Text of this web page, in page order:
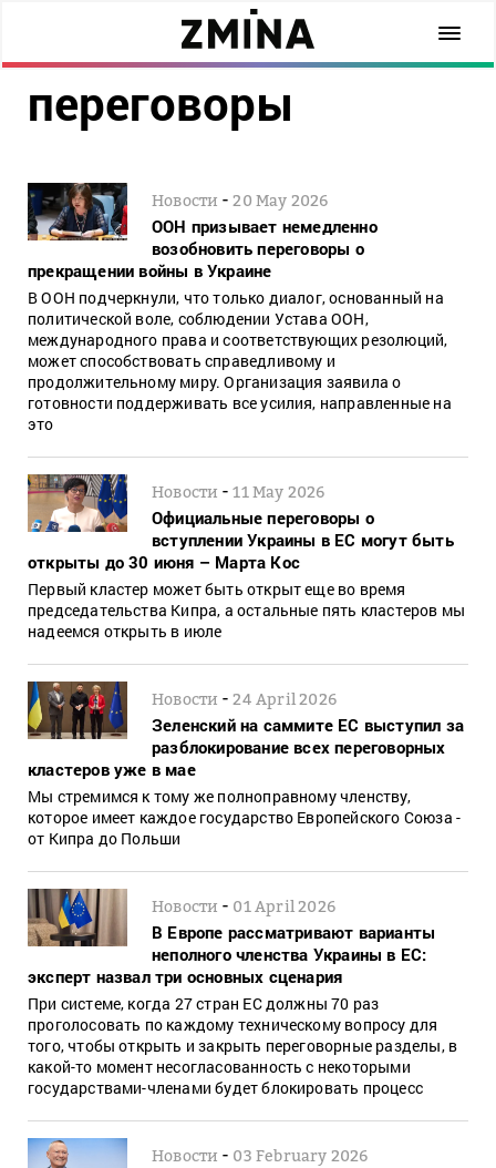
переговоры
Новости -20 May 2026
ООН призывает немедленно
возобновить переговоры о
прекращении войны в Украине
В ООН подчеркнули, что только диалог, основанный на
политической воле, соблюдении Устава ООН,
международного права и соответствующих резолюций,
может способствовать справедливому и
продолжительному миру. Организация заявила о
готовности поддерживать все усилия, направленные на
это
Новости -11 May 2026
Официальные переговоры о
вступлении Украины в ЕС могут быть
открыты до 30 июня – Марта Кос
Первый кластер может быть открыт еще во время
председательства Кипра, а остальные пять кластеров мы
надеемся открыть в июле
Новости -24 April 2026
Зеленский на саммите ЕС выступил за
разблокирование всех переговорных
кластеров уже в мае
Мы стремимся к тому же полноправному членству,
которое имеет каждое государство Европейского Союза -
от Кипра до Польши
Новости - 01 April 2026
В Европе рассматривают варианты
неполного членства Украины в ЕС:
эксперт назвал три основных сценария
При системе, когда 27 стран ЕС должны 70 раз
проголосовать по каждому техническому вопросу для
того, чтобы открыть и закрыть переговорные разделы, в
какой-то момент несогласованность с некоторыми
государствами-членами будет блокировать процесс
Новости - 03 February 2026